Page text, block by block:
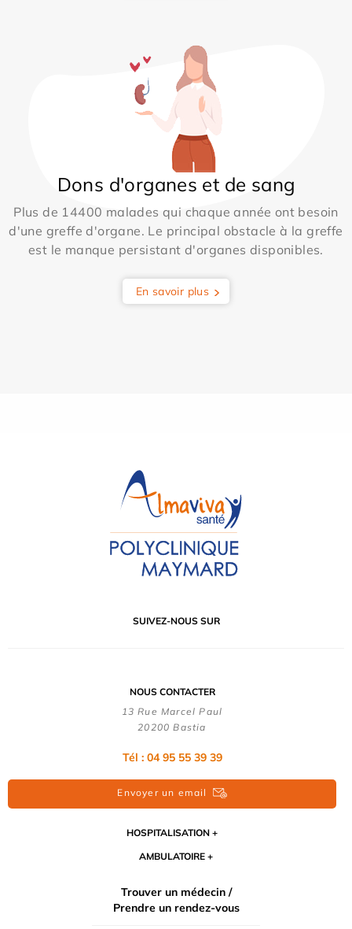
Dons d'organes et de sang
Plus de 14400 malades qui chaque année ont besoin
d'une greffe d'organe. Le principal obstacle à la greffe
est le manque persistant d'organes disponibles.
En savoir plus
SUIVEZ-NOUS SUR
NOUS CONTACTER
13 Rue Marcel Paul
20200 Bastia
Tél : 04 95 55 39 39
Envoyer un email
HOSPITALISATION
AMBULATOIRE
Trouver un médecin /
Prendre un rendez-vous